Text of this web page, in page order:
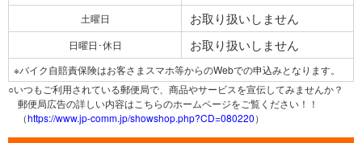
土曜日 お取り扱いしません
日曜日･休日 お取り扱いしません
※バイク自賠責保険はお客さまスマホ等からのWebでの申込みとなります。
○いつもご利用されている郵便局で、商品やサービスを宣伝してみませんか？
郵便局広告の詳しい内容はこちらのホームページをご覧ください！！
（https://www.jp-comm.jp/showshop.php?CD=080220）